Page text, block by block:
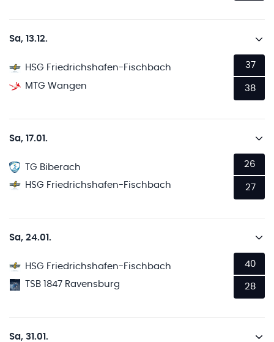
Sa, 13.12.
HSG Friedrichshafen-Fischbach
MTG Wangen
37
38
Sa, 17.01.
TG Biberach
HSG Friedrichshafen-Fischbach
26
27
Sa, 24.01.
HSG Friedrichshafen-Fischbach
TSB 1847 Ravensburg
40
28
Sa, 31.01.